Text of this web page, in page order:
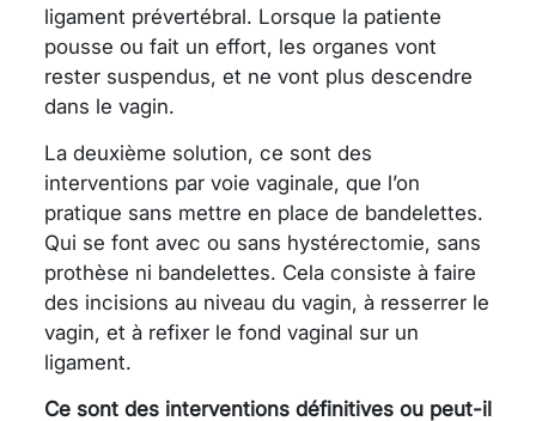
ligament prévertébral. Lorsque la patiente
pousse ou fait un effort, les organes vont
rester suspendus, et ne vont plus descendre
dans le vagin.
La deuxième solution, ce sont des
interventions par voie vaginale, que l’on
pratique sans mettre en place de bandelettes.
Qui se font avec ou sans hystérectomie, sans
prothèse ni bandelettes. Cela consiste à faire
des incisions au niveau du vagin, à resserrer le
vagin, et à refixer le fond vaginal sur un
ligament.
Ce sont des interventions définitives ou peut-il